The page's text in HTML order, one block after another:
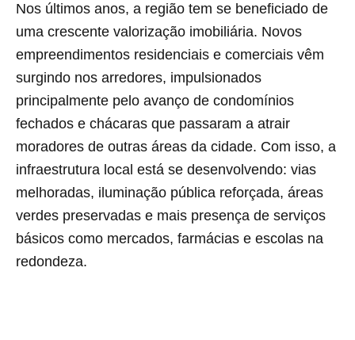
Nos últimos anos, a região tem se beneficiado de
uma crescente valorização imobiliária. Novos
empreendimentos residenciais e comerciais vêm
surgindo nos arredores, impulsionados
principalmente pelo avanço de condomínios
fechados e chácaras que passaram a atrair
moradores de outras áreas da cidade. Com isso, a
infraestrutura local está se desenvolvendo: vias
melhoradas, iluminação pública reforçada, áreas
verdes preservadas e mais presença de serviços
básicos como mercados, farmácias e escolas na
redondeza.